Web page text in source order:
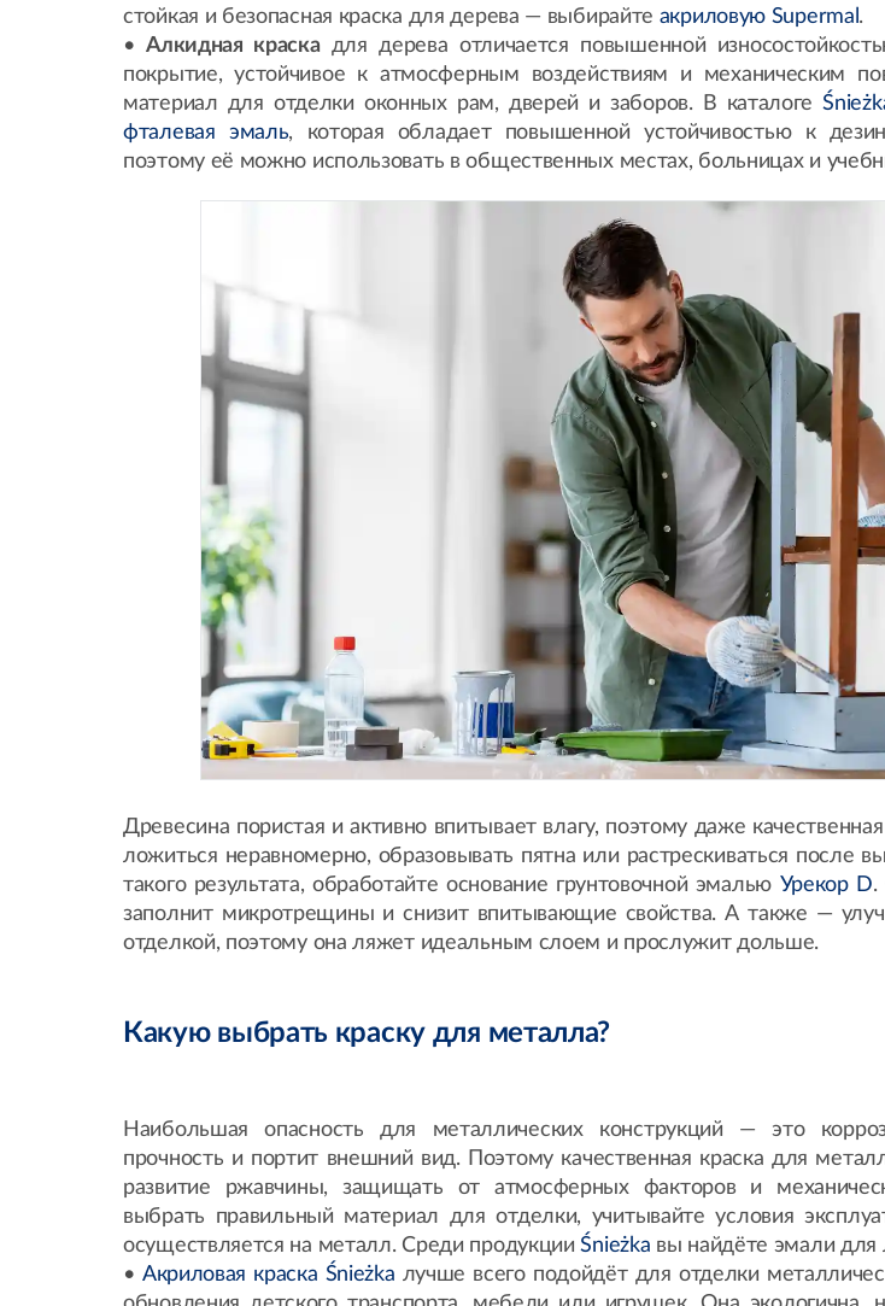
стойкая и безопасная краска для дерева — выбирайте акриловую Supermal .
•Алкидная краскадля дерева отличается повышенной
покрытие, устойчивое к атмосферным воздействиям и механическим
материал для отделки оконных рам, дверей и заборов. В каталоге
фталевая эмаль, которая обладает повышенной устойчивостью к
поэтому её можно использовать в общественных местах, больницах и
Древесина пористая и активно впитывает влагу, поэтому даже
ложиться неравномерно, образовывать пятна или растрескиваться после
такого результата, обработайте основание грунтовочной эмалью Урекор D.
заполнит микротрещины и снизит впитывающие свойства. А также —
отделкой, поэтому она ляжет идеальным слоем и прослужит дольше.
Какую выбрать краску для металла?
Наибольшая опасность для металлических конструкций — это
прочность и портит внешний вид. Поэтому качественная краска для
развитие ржавчины, защищать от атмосферных факторов и
выбрать правильный материал для отделки, учитывайте условия
осуществляется на металл. Среди продукцииŚnieżka вы найдёте эмали
• Акриловая краска Śnieżka лучше всего подойдёт для отделки